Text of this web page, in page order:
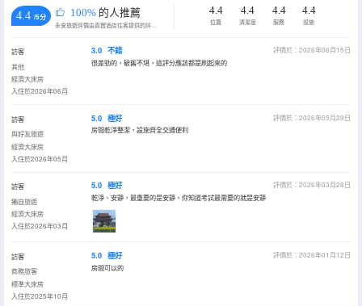
4.4 /5分 100% 的人推薦
永安旅遊評價由真實酒店住客提供的評價。
4.4
位置
4.4
清潔度
4.4
服務
4.4
設施
訪客
其他
經濟大床房
入住於2026年06月
3.0 不錯
評價於：2026年06月15日
很差勁的，破舊不堪，這評分應該都是刷起來的
訪客
與好友旅遊
經濟大床房
入住於2026年05月
5.0 極好
評價於：2026年05月29日
房間乾淨整潔，設施齊全交通便利
訪客
獨自旅遊
經濟大床房
入住於2026年03月
5.0 極好
評價於：2026年03月28日
乾淨、安靜，最重要的是安靜。你知道考試最需要的就是安靜
訪客
商務旅客
標準大床房
入住於2025年10月
5.0 極好
評價於：2026年01月12日
房間可以的